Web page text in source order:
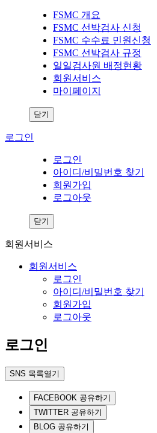
FSMC 개요
FSMC 선박검사 신청
FSMC 수수료 민원신청
FSMC 선박검사 규정
일일검사원 배정현황
회원서비스
마이페이지
닫기
로그인
로그인
아이디/비밀번호 찾기
회원가입
로그아웃
닫기
회원서비스
회원서비스
로그인
아이디/비밀번호 찾기
회원가입
로그아웃
로그인
SNS 목록열기
FACEBOOK 공유하기
TWITTER 공유하기
BLOG 공유하기